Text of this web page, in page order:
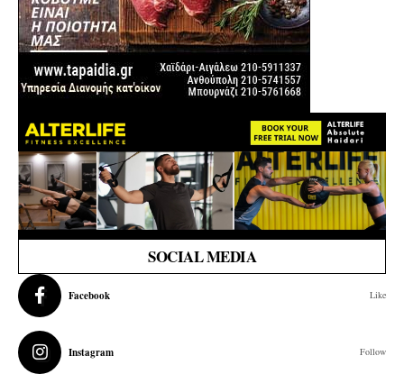
SOCIAL MEDIA
Facebook Like
Instagram Follow